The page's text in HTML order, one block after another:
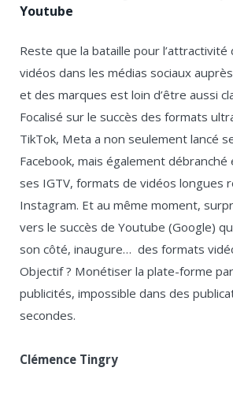
Youtube
Reste que la bataille pour
vidéos dans les médias sociaux
et des marques est loin d’être aussi
Focalisé sur le succès des formats
TikTok, Meta a non seulement lancé
Facebook, mais également
ses IGTV, formats de vidéos longues
Instagram. Et au même moment,
vers le succès de Youtube (Google)
son côté, inaugure… des formats
Objectif ? Monétiser la plate-forme
publicités, impossible dans des
secondes.
Clémence Tingry